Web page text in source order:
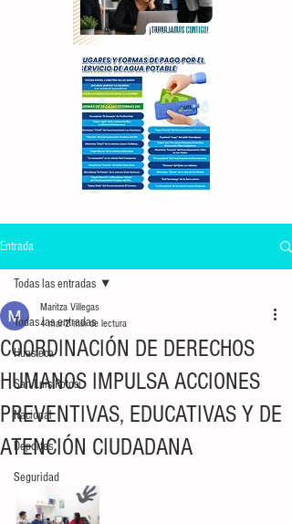
Entrada
Todas las entradas
Huasteca
San Luis Potosí
Nacional
Deportes
Seguridad
Todas las entradas
COORDINACIÓN DE DERECHOS
HUMANOS IMPULSA ACCIONES
PREVENTIVAS, EDUCATIVAS Y DE
ATENCIÓN CIUDADANA
Maritza Villegas
4 mar2 min de lectura